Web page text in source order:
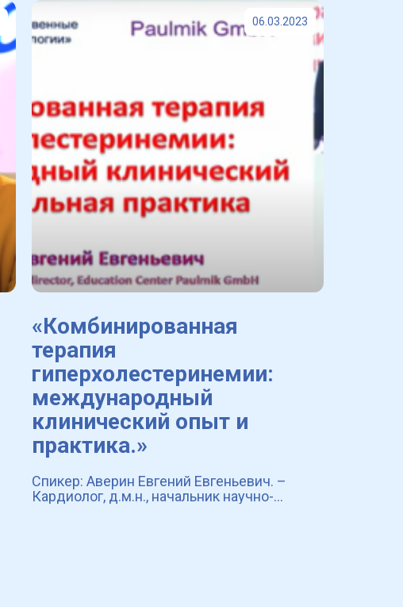
06.03.2023
«Комбинированная
терапия
гиперхолестеринемии:
международный
клинический опыт и
практика.»
Спикер: Аверин Евгений Евгеньевич. –
Кардиолог, д.м.н., начальник научно-